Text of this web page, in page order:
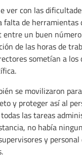
ver con las
falta de herramientas
un buen
de las horas de
sometían a los
se movilizaron
y proteger así al
las tareas
no había
y personal